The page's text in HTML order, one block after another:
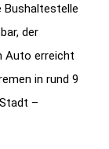
Bushaltestelle
der
Auto erreicht
in rund 9
–